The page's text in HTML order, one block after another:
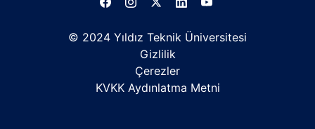
© 2024 Yıldız Teknik Üniversitesi
Gizlilik
Çerezler
KVKK Aydınlatma Metni